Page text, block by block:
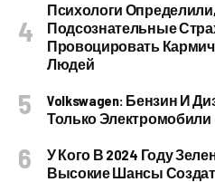
Психологи
Подсознательные
Провоцировать
Людей
Volkswagen: Бензин И
Только Электромобили
У Кого В 2024 Году
Высокие Шансы